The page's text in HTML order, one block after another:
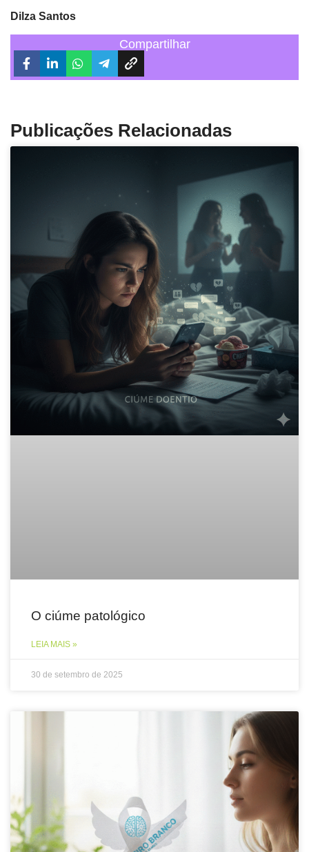
Dilza Santos
Compartilhar
Publicações Relacionadas
O ciúme patológico
LEIA MAIS »
30 de setembro de 2025